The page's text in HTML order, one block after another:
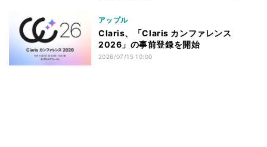
アップル
Claris、「Claris カンファレンス
2026」の事前登録を開始
2026/07/15 10:00